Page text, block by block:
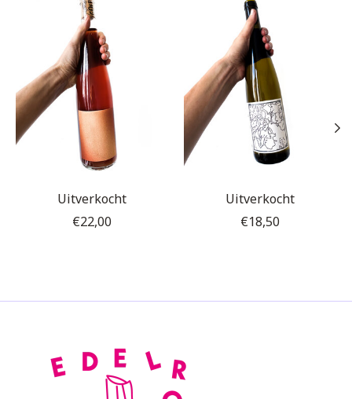
Uitverkocht
€22,00
Uitverkocht
€18,50